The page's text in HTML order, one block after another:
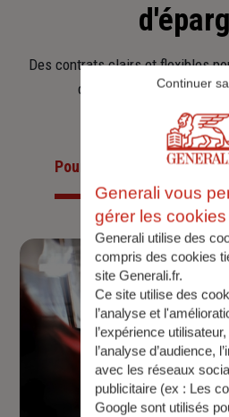
Des contrats clairs et flexibles
d’aujourd’hui et anticiper
Pour les particuliersPour
Generali vous
gérer les cookies
Generali utilise des
compris des cookies
site Generali.fr.
Ce site utilise des
l’analyse et
l’expérience
l’analyse d’audience,
avec les réseaux
publicitaire (ex : Les
Google sont utilisés
Continuer